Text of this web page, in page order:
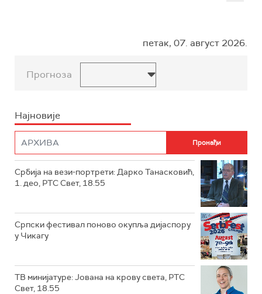
петак, 07. август 2026.
Прогноза
Најновије
Србија на вези-портрети: Дарко Танасковић,
1. део, РТС Свет, 18.55
Српски фестивал поново окупља дијаспору
у Чикагу
ТВ минијатуре: Јована на крову света, РТС
Свет, 18.55